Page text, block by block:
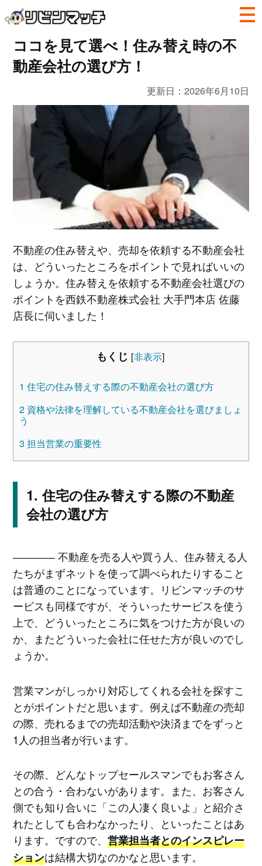
ココを見て選べ！住み替え時の不
動産会社の選び方！
更新日：2026年6月10日
不動産の住み替えや、売却を依頼する不動産会社
は、どういったところをポイントで見ればいいの
しょうか。住み替えを依頼する不動産会社選びの
ポイントを西鉄不動産株式会社 大手門本店 佐藤
店長に伺いました！
もくじ [非表示]
1 住宅の住み替えする際の不動産会社の選び方
2資格や法律を理解している不動産会社を選びましょ
う
3 担当営業の重要性
住宅の住み替えする際の不動産
会社の選び方
―――― 不動産を売る人や買う人、住み替える人
たちがまずネットを使って調べられたりすること
は普通のことになっています。リビンマッチのサ
ービスも同様ですが、そういったサービスを使う
上で、どういったところに気をつけた方が良いの
か、またどういった会社に任せた方が良いのでし
ょうか。
営業マンがしっかり対応してくれる会社を探すこ
とがポイントだと思います。例えば不動産の売却
の際、売れるまでの売却活動や決済までをずっと
1人の担当者が行います。
その際、どんなトップセールスマンでもお客さん
との合う・合わないがあります。また、お客さん
側でも知り合いに「この人凄く良いよ」と紹介さ
れたとしても合わなかったり、といったことはあ
ります。ですので、 営業担当者とのインスピレー
ションは結構大切なのかなと思います。